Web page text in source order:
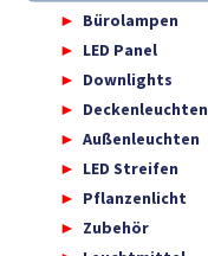
Bürolampen
LED Panel
Downlights
Deckenleuchten
Außenleuchten
LED Streifen
Pflanzenlicht
Zubehör